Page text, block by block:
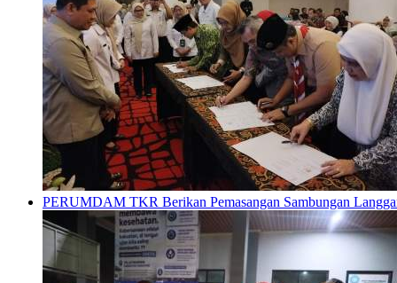
PERUMDAM TKR Berikan Pemasangan Sambungan